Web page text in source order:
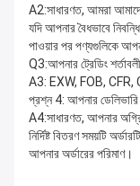
A2:সাধারণত, আমরা
যদি আপনার বৈধভাবে
পাওয়ার পর পণ্যগুলিকে
Q3:আপনার ট্রেডিং
A3: EXW, FOB, CFR,
প্রশ্ন 4: আপনার ডেলিভারি
A4:সাধারণত, আপনার
নির্দিষ্ট বিতরণ সময়টি
আপনার অর্ডারের পরিমাণ।